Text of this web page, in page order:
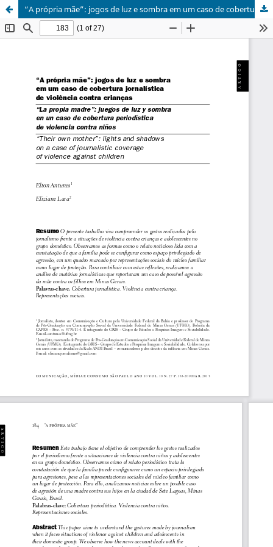
“A própria mãe”: jogos de luz e sombra em um caso de cobertura jornalística de violência contra crianças